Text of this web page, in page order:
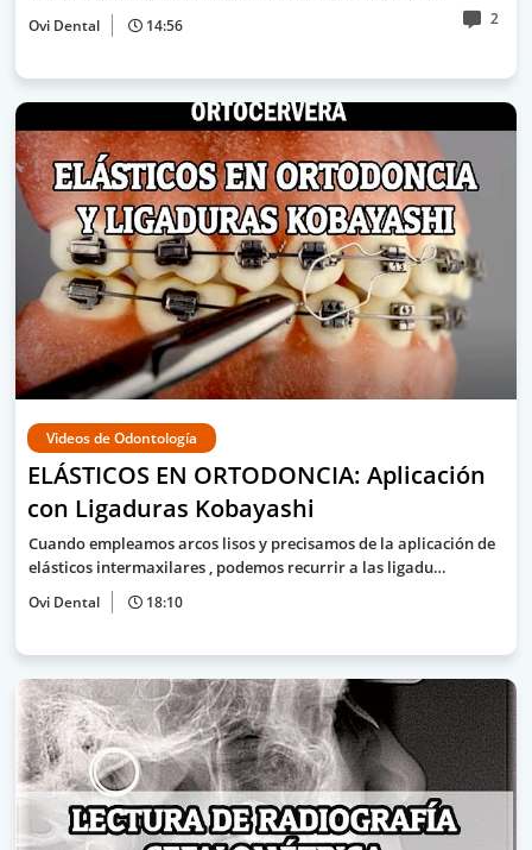
Ovi Dental 14:56 2
Videos de Odontología
ELÁSTICOS EN ORTODONCIA: Aplicación
con Ligaduras Kobayashi
Cuando empleamos arcos lisos y precisamos de la aplicación de
elásticos intermaxilares , podemos recurrir a las ligadu…
Ovi Dental 18:10